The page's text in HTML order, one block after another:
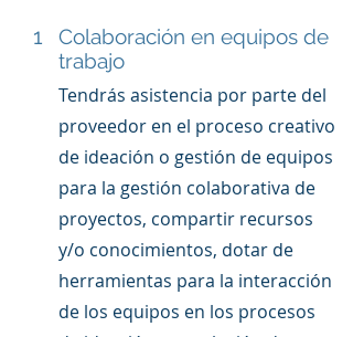
1
Colaboración en equipos de
trabajo
Tendrás asistencia por parte del
proveedor en el proceso creativo
de ideación o gestión de equipos
para la gestión colaborativa de
proyectos, compartir recursos
y/o conocimientos, dotar de
herramientas para la interacción
de los equipos en los procesos